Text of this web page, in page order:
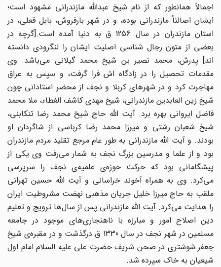
اجمالاً همانطور که از نام شیخ عبدالله مازندرانی مشهود است؛
ایشان اصالتاً مازندرانی بوده، و در شهر بارفروش، بابل فعلی، در
استان مازندران در سال 1256 ق به دنیا آمده است.[گرچه در
بعضی از متون رجال شناسی اصلیت ایشان را لنگرودی دانسته
اند] پدرش، محمد نصیر بن شیخ محمد گیلانی می‌باشد. وی
مقدمات تحصیل را در زادگاه اش فرا گرفت، و سپس به عراق
مهاجرت کرد و در شهرهای کربلا و نجف از محضر استادانی چون
شیخ زین العابدین مازندرانی، شیخ مهدی کاشف الغطاء، ملا محمد
فاضل ایروانی بهره برد. آیت الله حاج شیخ محمد رضا تنکابنی،
شیخ شعبان رشتی و میرزا محمد رضا کرباسی از شاگردان او
بودند. و آیت الله مازندرانی به طور عام مرجع تقلید مردم مازندران
بود و از علما و مدرسین بزرگ نجف به شمار می‌رفت وی یکی از
پیشگامانی بود که حرکت حوزه‌ی علمیه‌ی نجف را سرپرسی
می‌کرد. وی به همراه آخوند خراسانی و آیت الله حسین تهرانی
ملقب به حاج میرزا خلیل جریان مذهبی نهضت مشروطیت ایران
را هدایت می‌کرد. آیت الله مازندرانی پس از سال‌ها ترویج و تعلیم
دین اصلاح امور و مبارزه با ناهنجاری‌های موجود در جامعه
مسلمین در شهر نجف در سال 1330 ق درگذشت و در مقبره‌ی شیخ
جعفر شوشتری در صحن شریف حضرت علی علیه السلام امام اول
شیعیان به خاک سپرده شد.